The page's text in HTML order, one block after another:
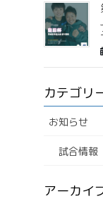
カテゴリ
お知らせ
試合情報
アーカイ